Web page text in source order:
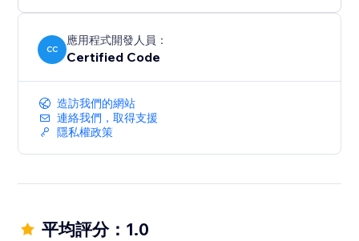
CC
應用程式開發人員：
Certified Code
造訪我們的網站
連絡我們，取得支援
隱私權政策
平均評分：1.0